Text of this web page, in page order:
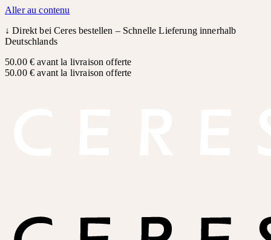
Aller au contenu
↓Direkt bei Ceres bestellen – Schnelle Lieferung innerhalb
Deutschlands
50.00 € avant la livraison offerte
50.00 € avant la livraison offerte